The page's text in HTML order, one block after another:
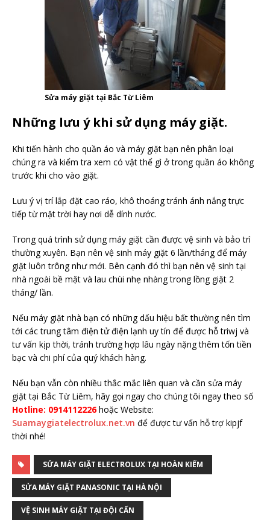
Sửa máy giặt tại Bắc Từ Liêm
Những lưu ý khi sử dụng máy giặt.
Khi tiến hành cho quần áo và máy giặt bạn nên phân loại
chúng ra và kiểm tra xem có vật thể gì ở trong quần áo không
trước khi cho vào giặt.
Lưu ý vị trí lắp đặt cao ráo, khô thoáng tránh ánh nắng trực
tiếp từ mặt trời hay nơi dễ dính nước.
Trong quá trình sử dụng máy giặt cần được vệ sinh và bảo trì
thường xuyên. Bạn nên vệ sinh máy giặt 6 lần/tháng để máy
giặt luôn trông như mới. Bên cạnh đó thì bạn nên vệ sinh tại
nhà ngoài bề mặt và lau chùi nhẹ nhàng trong lồng giặt 2
tháng/ lần.
Nếu máy giặt nhà bạn có những dấu hiệu bất thường nên tìm
tới các trung tâm điện tử điện lạnh uy tín để được hỗ triwj và
tư vấn kịp thời, tránh trường hợp lâu ngày nặng thêm tốn tiền
bạc và chi phí của quý khách hàng.
Nếu bạn vẫn còn nhiều thắc mắc liên quan và cần sửa máy
giặt tại Bắc Từ Liêm, hãy gọi ngay cho chúng tôi ngay theo số
Hotline: 0914112226hoặc Website:
Suamaygiatelectrolux.net.vn để được tư vấn hỗ trợ kipjf
thời nhé!
SỬA MÁY GIẶT ELECTROLUX TẠI HOÀN KIẾM
SỬA MÁY GIẶT PANASONIC TẠI HÀ NỘI
VỆ SINH MÁY GIẶT TẠI ĐỘI CẤN